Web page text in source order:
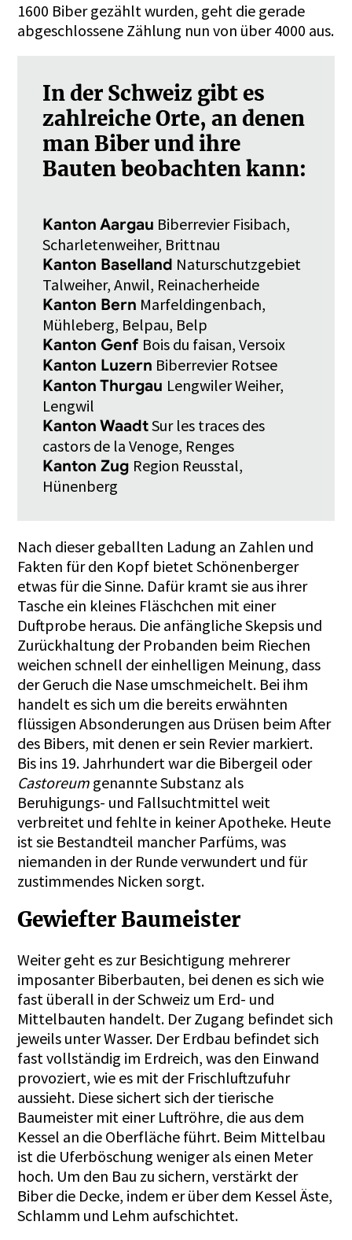
1600 Biber gezählt wurden, geht die gerade
abgeschlossene Zählung nun von über 4000 aus.
In der Schweiz gibt es
zahlreiche Orte, an denen
man Biber und ihre
Bauten beobachten kann:
Kanton Aargau Biberrevier Fisibach,
Scharletenweiher, Brittnau
Kanton Baselland Naturschutzgebiet
Talweiher, Anwil, Reinacherheide
Kanton Bern Marfeldingenbach,
Mühleberg, Belpau, Belp
Kanton Genf Bois du faisan, Versoix
Kanton Luzern Biberrevier Rotsee
Kanton Thurgau Lengwiler Weiher,
Lengwil
Kanton WaadtSur les traces des
castors de la Venoge, Renges
Kanton Zug Region Reusstal,
Hünenberg
Nach dieser geballten Ladung an Zahlen und
Fakten für den Kopf bietet Schönenberger
etwas für die Sinne. Dafür kramt sie aus ihrer
Tasche ein kleines Fläschchen mit einer
Duftprobe heraus. Die anfängliche Skepsis und
Zurückhaltung der Probanden beim Riechen
weichen schnell der einhelligen Meinung, dass
der Geruch die Nase umschmeichelt. Bei ihm
handelt es sich um die bereits erwähnten
flüssigen Absonderungen aus Drüsen beim After
des Bibers, mit denen er sein Revier markiert.
Bis ins 19. Jahrhundert war die Bibergeil oder
Castoreum genannte Substanz als
Beruhigungs- und Fallsuchtmittel weit
verbreitet und fehlte in keiner Apotheke. Heute
ist sie Bestandteil mancher Parfüms, was
niemanden in der Runde verwundert und für
zustimmendes Nicken sorgt.
Gewiefter Baumeister
Weiter geht es zur Besichtigung mehrerer
imposanter Biberbauten, bei denen es sich wie
fast überall in der Schweiz um Erd- und
Mittelbauten handelt. Der Zugang befindet sich
jeweils unter Wasser. Der Erdbau befindet sich
fast vollständig im Erdreich, was den Einwand
provoziert, wie es mit der Frischluftzufuhr
aussieht. Diese sichert sich der tierische
Baumeister mit einer Luftröhre, die aus dem
Kessel an die Oberfläche führt. Beim Mittelbau
ist die Uferböschung weniger als einen Meter
hoch. Um den Bau zu sichern, verstärkt der
Biber die Decke, indem er über dem Kessel Äste,
Schlamm und Lehm aufschichtet.